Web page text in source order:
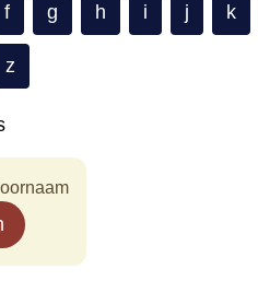
f g h i j k
z